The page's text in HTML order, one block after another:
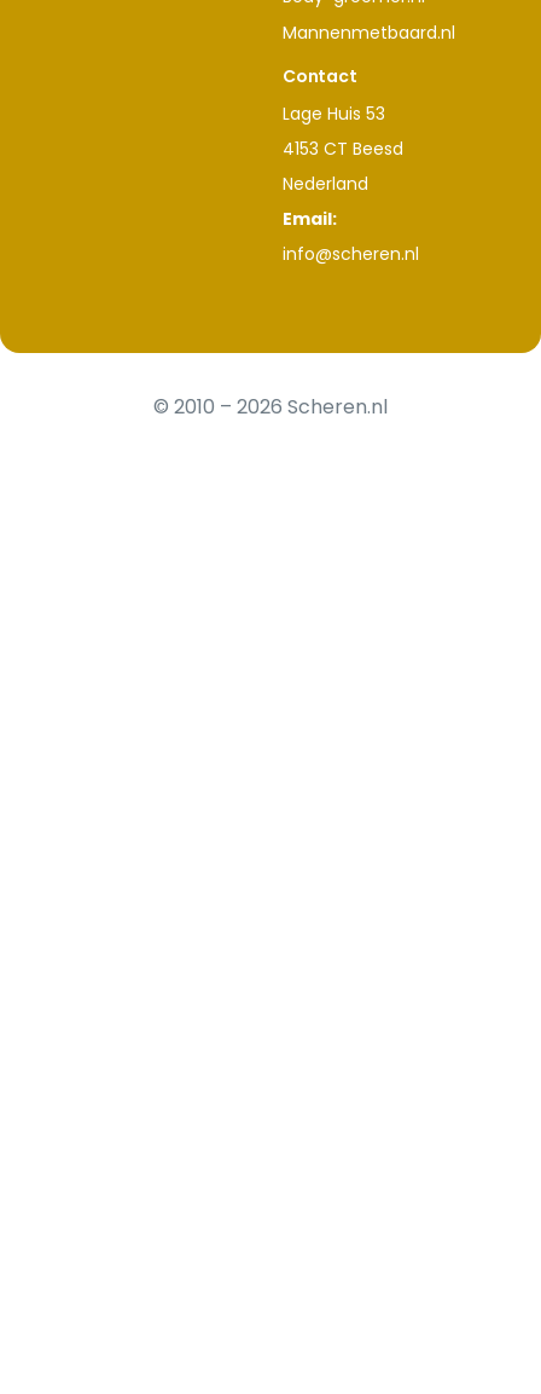
Mannenmetbaard.nl
Contact
Lage Huis 53
4153 CT Beesd
Nederland
Email:
info@scheren.nl
© 2010 – 2026 Scheren.nl